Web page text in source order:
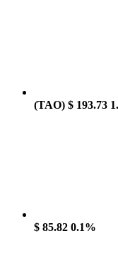
(TAO) $ 193.73
$ 85.82 0.1%